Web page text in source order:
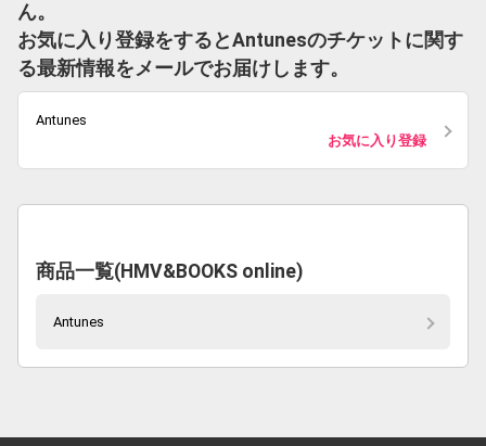
ん。
お気に入り登録をするとAntunesのチケットに関す
る最新情報をメールでお届けします。
Antunes
お気に入り登録
商品一覧(HMV&BOOKS online)
Antunes